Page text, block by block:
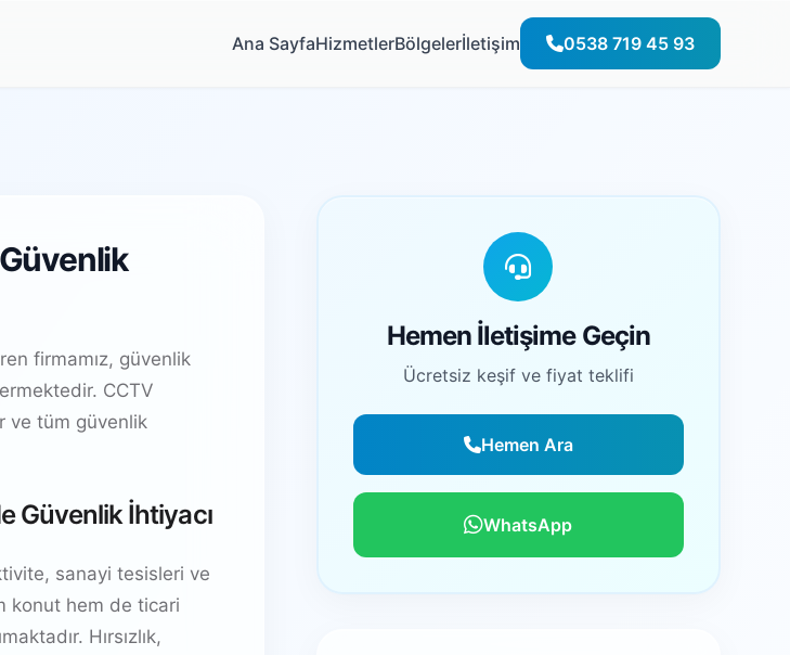
Ana SayfaHizmetlerBölgelerİletişim 0538 719 45 93
firmamız, güvenlik
CCTV
ve tüm güvenlik
Güvenlik İhtiyacı
sanayi tesisleri ve
konut hem de ticari
Hırsızlık,
Hemen İletişime Geçin
Ücretsiz keşif ve fiyat teklifi
Hemen Ara
WhatsApp